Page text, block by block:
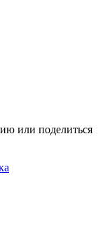
или поделиться